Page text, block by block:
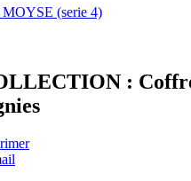
(serie 4)
: